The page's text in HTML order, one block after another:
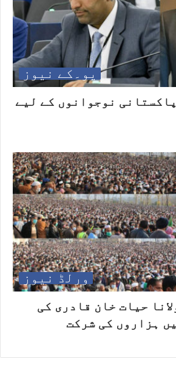
یو۔کے نیوز
نوجوانوں کے لیے
ورلڈ نیوز
حیات خان قادری کی
ہزاروں کی شرکت